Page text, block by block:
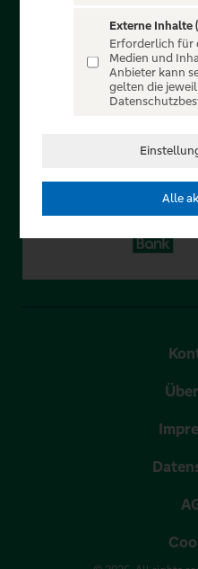
Service für alle Kunden der
einzigartigen Portal finden
Konzerte, Musicals und
die Champions League und
In Zusammenarbeit
Externe Inhalte
Erforderlich für
Medien und
Anbieter kann
gelten die
Alle